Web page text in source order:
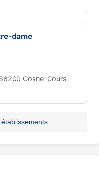
dame
Cosne-Cours-